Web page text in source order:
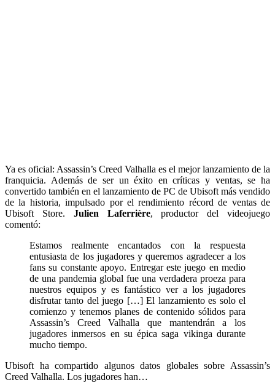
Ya es oficial: Assassin’s Creed Valhalla es el mejor lanzamiento de la
franquicia. Además de ser un éxito en críticas y ventas, se ha
convertido también en el lanzamiento de PC de Ubisoft más vendido
de la historia, impulsado por el rendimiento récord de ventas de
Ubisoft Store. Julien Laferrière, productor del videojuego
comentó:
Estamos realmente encantados con la respuesta
entusiasta de los jugadores y queremos agradecer a los
fans su constante apoyo. Entregar este juego en medio
de una pandemia global fue una verdadera proeza para
nuestros equipos y es fantástico ver a los jugadores
disfrutar tanto del juego […] El lanzamiento es solo el
comienzo y tenemos planes de contenido sólidos para
Assassin’s Creed Valhalla que mantendrán a los
jugadores inmersos en su épica saga vikinga durante
mucho tiempo.
Ubisoft ha compartido algunos datos globales sobre Assassin’s
Creed Valhalla. Los jugadores han…